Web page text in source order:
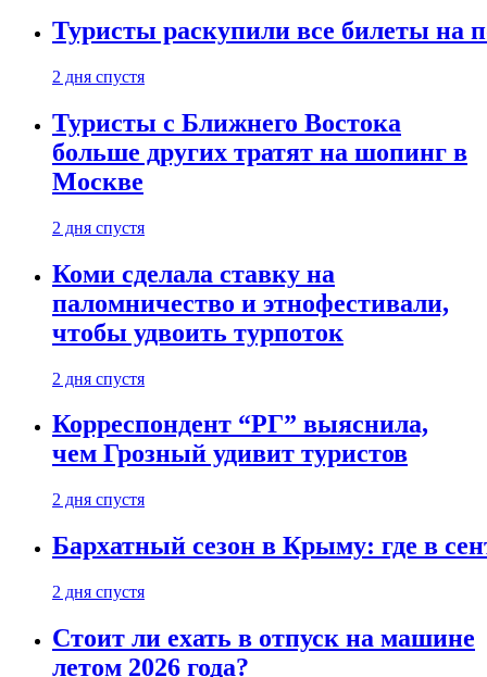
Туристы раскупили все билеты на
2 дня спустя
Туристы с Ближнего Востока
больше других тратят на шопинг в
Москве
2 дня спустя
Коми сделала ставку на
паломничество и этнофестивали,
чтобы удвоить турпоток
2 дня спустя
Корреспондент “РГ” выяснила,
чем Грозный удивит туристов
2 дня спустя
Бархатный сезон в Крыму: где в
2 дня спустя
Стоит ли ехать в отпуск на машине
летом 2026 года?